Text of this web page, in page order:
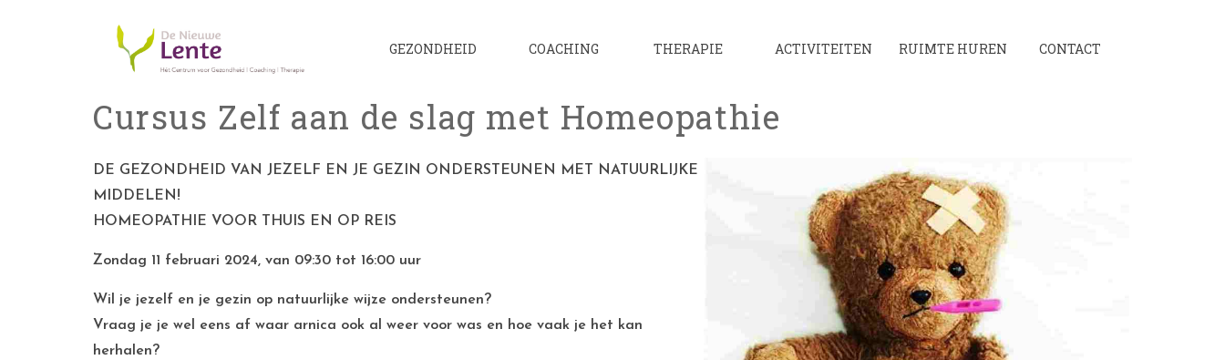
GEZONDHEID COACHING THERAPIE ACTIVITEITEN RUIMTE HUREN CONTACT
Cursus Zelf aan de slag met Homeopathie
DE GEZONDHEID VAN JEZELF EN JE GEZIN ONDERSTEUNEN MET NATUURLIJKE
MIDDELEN!
HOMEOPATHIE VOOR THUIS EN OP REIS
Zondag 11 februari 2024, van 09:30 tot 16:00 uur
Wil je jezelf en je gezin op natuurlijke wijze ondersteunen?
Vraag je je wel eens af waar arnica ook al weer voor was en hoe vaak je het kan
herhalen?